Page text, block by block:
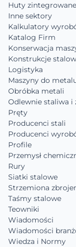
Huty zintegrowane
Inne sektory
Kalkulatory
Katalog Firm
Konserwacja
Konstrukcje
Logistyka
Maszyny do
Obróbka metali
Odlewnie staliwa i
Pręty
Producenci stali
Producenci
Profile
Przemysł
Rury
Siatki stalowe
Strzemiona
Taśmy stalowe
Teowniki
Wiadomości
Wiadomości
Wiedza i Normy